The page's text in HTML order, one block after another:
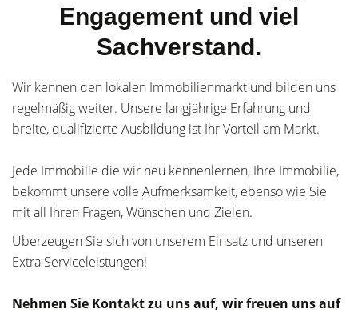
Engagement und viel
Sachverstand.
Wir kennen den lokalen Immobilienmarkt und bilden uns
regelmäßig weiter. Unsere langjährige Erfahrung und
breite, qualifizierte Ausbildung ist Ihr Vorteil am Markt.
Jede Immobilie die wir neu kennenlernen, Ihre Immobilie,
bekommt unsere volle Aufmerksamkeit, ebenso wie Sie
mit all Ihren Fragen, Wünschen und Zielen.
Überzeugen Sie sich von unserem Einsatz und unseren
Extra Serviceleistungen!
Nehmen Sie Kontakt zu uns auf, wir freuen uns auf